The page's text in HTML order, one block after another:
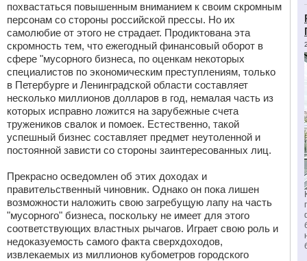
похвастаться повышенным вниманием к своим скромным
персонам со стороны российской прессы. Но их
самолюбие от этого не страдает. Продиктована эта
скромность тем, что ежегодный финансовый оборот в
сфере "мусорного бизнеса, по оценкам некоторых
специалистов по экономическим преступлениям, только
в Петербурге и Ленинградской области составляет
несколько миллионов долларов в год, немалая часть из
которых исправно ложится на зарубежные счета
тружеников свалок и помоек. Естественно, такой
успешный бизнес составляет предмет неутоленной и
постоянной зависти со стороны заинтересованных лиц.
Прекрасно осведомлен об этих доходах и
правительственный чиновник. Однако он пока лишен
возможности наложить свою загребущую лапу на часть
"мусорного" бизнеса, поскольку не имеет для этого
соответствующих властных рычагов. Играет свою роль и
недоказуемость самого факта сверхдоходов,
извлекаемых из миллионов кубометров городского